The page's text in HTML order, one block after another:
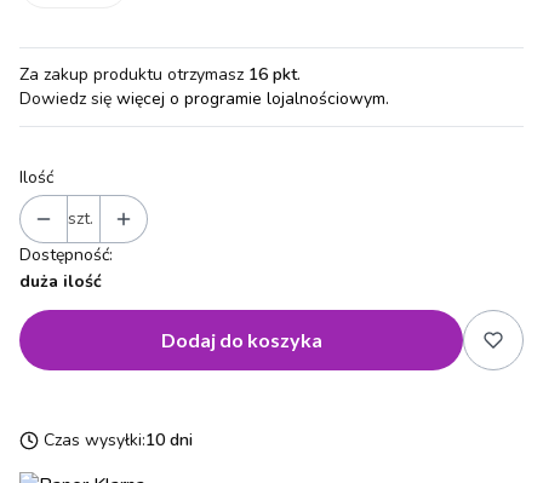
Za zakup produktu otrzymasz 16 pkt.
Dowiedz się więcej o programie lojalnościowym.
Ilość
szt.
Dostępność:
duża ilość
Dodaj do koszyka
Czas wysyłki:10 dni